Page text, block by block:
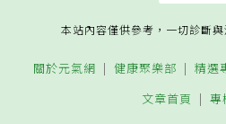
本站內容僅供參考，一切診斷
關於元氣網 健康聚樂部 精選
文章首頁
專